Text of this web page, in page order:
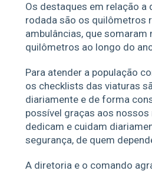
Os destaques em relação a
rodada são os quilômetros
ambulâncias, que somaram
quilômetros ao longo do
Para atender a população
os checklists das viaturas
diariamente e de forma
possível graças aos
dedicam e cuidam
segurança, de quem
A diretoria e o comando